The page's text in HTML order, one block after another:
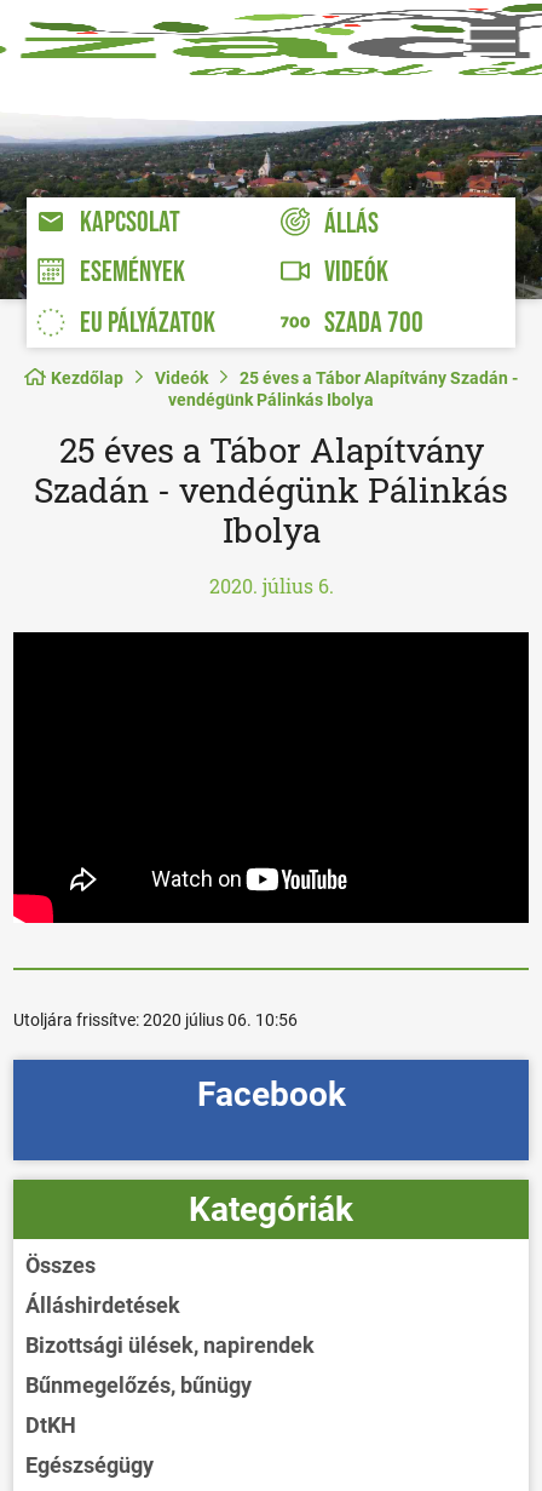
KAPCSOLAT
ÁLLÁS
ESEMÉNYEK
VIDEÓK
EU PÁLYÁZATOK
SZADA 700
Kezdőlap Videók
25 éves a Tábor Alapítvány Szadán -
vendégünk Pálinkás Ibolya
25 éves a Tábor Alapítvány
Szadán - vendégünk Pálinkás
Ibolya
2020. július 6.
Utoljára frissítve:2020 július 06. 10:56
Facebook
Kategóriák
Összes
Álláshirdetések
Bizottsági ülések, napirendek
Bűnmegelőzés, bűnügy
DtKH
Egészségügy